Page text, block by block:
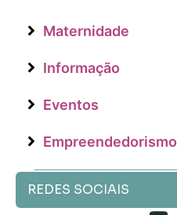
Maternidade
Informação
Eventos
Empreendedorismo
REDES SOCIAIS